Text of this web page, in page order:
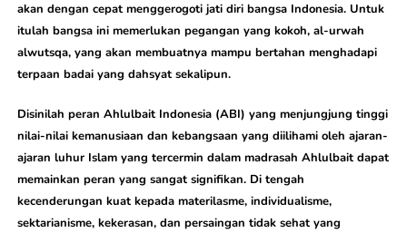
akan dengan cepat menggerogoti jati diri bangsa Indonesia. Untuk
itulah bangsa ini memerlukan pegangan yang kokoh, al-urwah
alwutsqa, yang akan membuatnya mampu bertahan menghadapi
terpaan badai yang dahsyat sekalipun.
Disinilah peran Ahlulbait Indonesia (ABI) yang menjungjung tinggi
nilai-nilai kemanusiaan dan kebangsaan yang diilihami oleh ajaran-
ajaran luhur Islam yang tercermin dalam madrasah Ahlulbait dapat
memainkan peran yang sangat signifikan. Di tengah
kecenderungan kuat kepada materilasme, individualisme,
sektarianisme, kekerasan, dan persaingan tidak sehat yang